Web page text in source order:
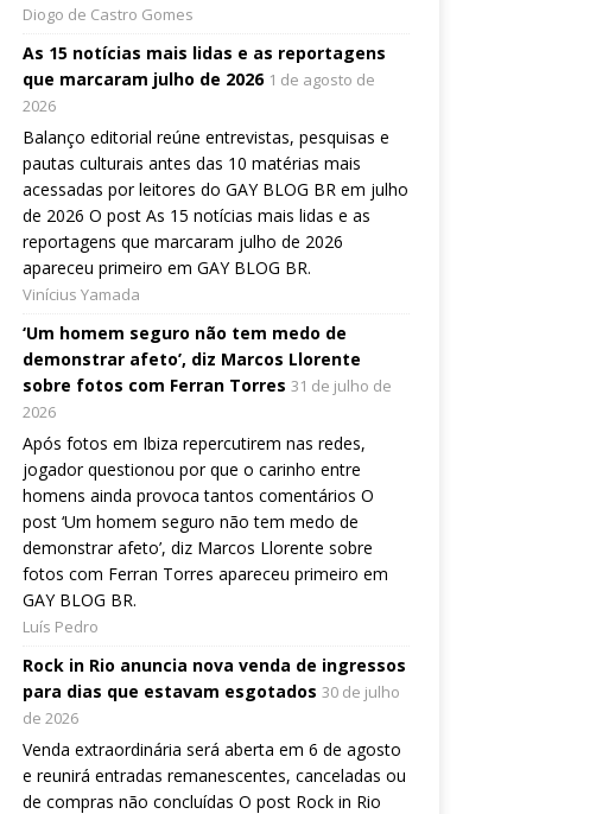
Diogo de Castro Gomes
As 15 notícias mais lidas e as reportagens
que marcaram julho de 2026 1 de agosto de
2026
Balanço editorial reúne entrevistas, pesquisas e
pautas culturais antes das 10 matérias mais
acessadas por leitores do GAY BLOG BR em julho
de 2026 O post As 15 notícias mais lidas e as
reportagens que marcaram julho de 2026
apareceu primeiro em GAY BLOG BR.
Vinícius Yamada
‘Um homem seguro não tem medo de
demonstrar afeto’, diz Marcos Llorente
sobre fotos com Ferran Torres 31 de julho de
2026
Após fotos em Ibiza repercutirem nas redes,
jogador questionou por que o carinho entre
homens ainda provoca tantos comentários O
post ‘Um homem seguro não tem medo de
demonstrar afeto’, diz Marcos Llorente sobre
fotos com Ferran Torres apareceu primeiro em
GAY BLOG BR.
Luís Pedro
Rock in Rio anuncia nova venda de ingressos
para dias que estavam esgotados 30 de julho
de 2026
Venda extraordinária será aberta em 6 de agosto
e reunirá entradas remanescentes, canceladas ou
de compras não concluídas O post Rock in Rio